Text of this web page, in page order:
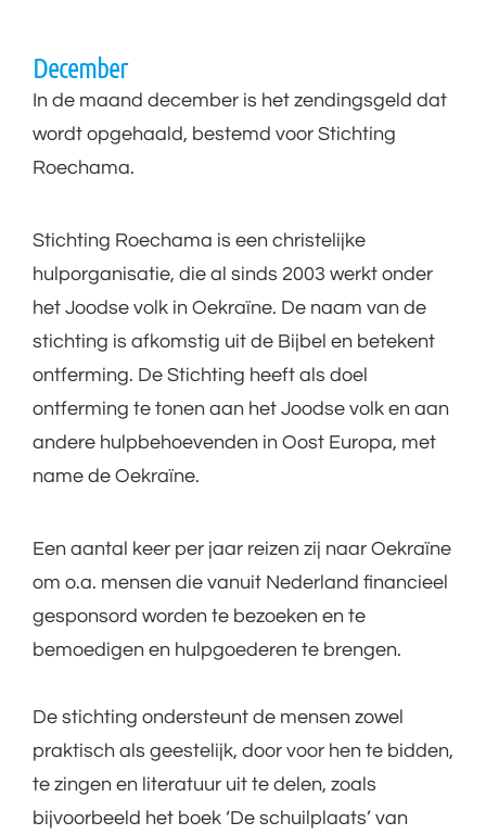
December
In de maand december is het zendingsgeld dat
wordt opgehaald, bestemd voor Stichting
Roechama.
Stichting Roechama is een christelijke
hulporganisatie, die al sinds 2003 werkt onder
het Joodse volk in Oekraïne. De naam van de
stichting is afkomstig uit de Bijbel en betekent
ontferming. De Stichting heeft als doel
ontferming te tonen aan het Joodse volk en aan
andere hulpbehoevenden in Oost Europa, met
name de Oekraïne.
Een aantal keer per jaar reizen zij naar Oekraïne
om o.a. mensen die vanuit Nederland financieel
gesponsord worden te bezoeken en te
bemoedigen en hulpgoederen te brengen.
De stichting ondersteunt de mensen zowel
praktisch als geestelijk, door voor hen te bidden,
te zingen en literatuur uit te delen, zoals
bijvoorbeeld het boek ‘De schuilplaats’ van